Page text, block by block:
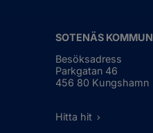
SOTENÄS KOMMUN
Besöksadress
Parkgatan 46
456 80 Kungshamn
Hitta hit